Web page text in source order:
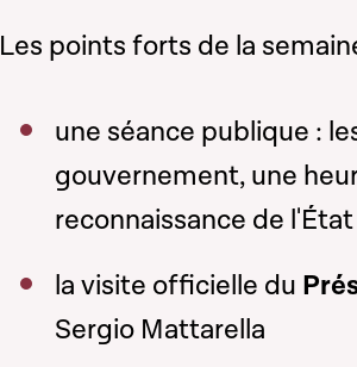
Les points forts de la
une séance publique :
gouvernement, une
reconnaissance de
la visite officielle du
Sergio Mattarella